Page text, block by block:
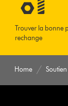
Trouver la bonne
rechange
Home Soutien